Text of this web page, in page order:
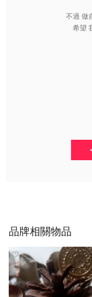
不過 做
希望
品牌相關物品